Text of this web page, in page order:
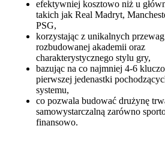
efektywniej kosztowo niż u
takich jak Real Madryt,
PSG,
korzystając z unikalnych
rozbudowanej akademii oraz
charakterystycznego stylu gry,
bazując na co najmniej 4-6
pierwszej jedenastki
systemu,
co pozwala budować drużynę
samowystarczalną zarówno
finansowo.